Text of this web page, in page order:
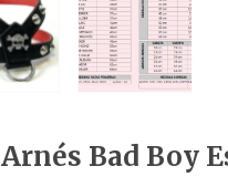
Arnés Bad Boy